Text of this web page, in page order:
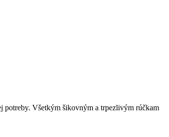
Všetkým šikovným a trpezlivým rúčkam